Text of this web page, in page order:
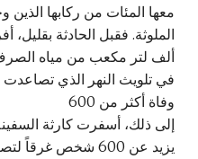
معها المئات من ركابها الذين
ألف لتر مكعب من مياه
في تلويث النهر الذي تصاعدت
وفاة أكثر من 600
إلى ذلك، أسفرت كارثة
يزيد عن 600 شخص